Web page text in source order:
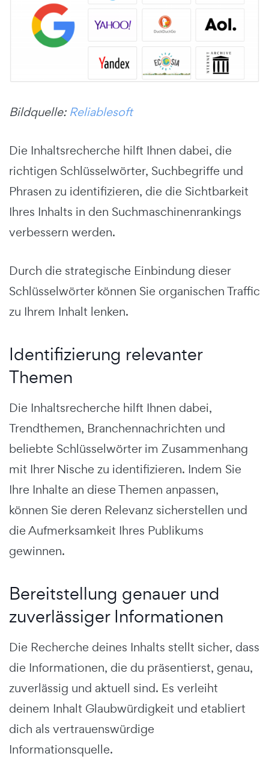
Bildquelle: Reliablesoft
Die Inhaltsrecherche hilft Ihnen dabei, die
richtigen Schlüsselwörter, Suchbegriffe und
Phrasen zu identifizieren, die die Sichtbarkeit
Ihres Inhalts in den Suchmaschinenrankings
verbessern werden.
Durch die strategische Einbindung dieser
Schlüsselwörter können Sie organischen Traffic
zu Ihrem Inhalt lenken.
Identifizierung relevanter
Themen
Die Inhaltsrecherche hilft Ihnen dabei,
Trendthemen, Branchennachrichten und
beliebte Schlüsselwörter im Zusammenhang
mit Ihrer Nische zu identifizieren. Indem Sie
Ihre Inhalte an diese Themen anpassen,
können Sie deren Relevanz sicherstellen und
die Aufmerksamkeit Ihres Publikums
gewinnen.
Bereitstellung genauer und
zuverlässiger Informationen
Die Recherche deines Inhalts stellt sicher, dass
die Informationen, die du präsentierst, genau,
zuverlässig und aktuell sind. Es verleiht
deinem Inhalt Glaubwürdigkeit und etabliert
dich als vertrauenswürdige
Informationsquelle.